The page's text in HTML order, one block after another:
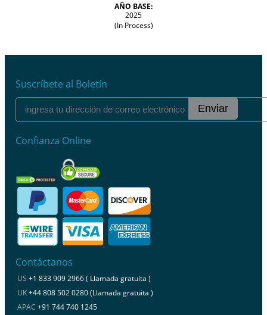
AÑO BASE:
2025
(In Process)
Suscríbete al Boletín
Enviar
Confianza Online
Contáctanos
US +1 833 909 2966 ( Llamada gratuita )
UK+44 808 502 0280 (Llamada gratuita )
APAC +91 744 740 1245